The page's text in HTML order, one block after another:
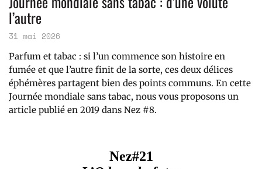
l’autre
31 mai 2026
Parfum et tabac : si l’un commence son histoire en
fumée et que l’autre finit de la sorte, ces deux délices
éphémères partagent bien des points communs. En cette
Journée mondiale sans tabac, nous vous proposons un
article publié en 2019 dans Nez #8.
Nez#21